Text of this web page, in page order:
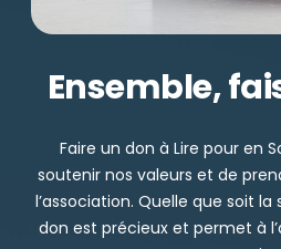
Ensemble,
Faire un don à Lire pour en
soutenir nos valeurs et de
l’association. Quelle que soit
don est précieux et permet à